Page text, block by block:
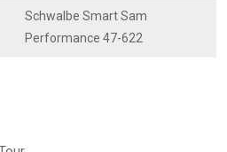
Schwalbe Smart Sam
Performance 47-622